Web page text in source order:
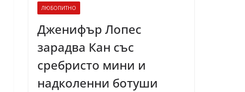
ЛЮБОПИТНО
Дженифър Лопес
зарадва Кан със
сребристо мини и
надколенни ботуши